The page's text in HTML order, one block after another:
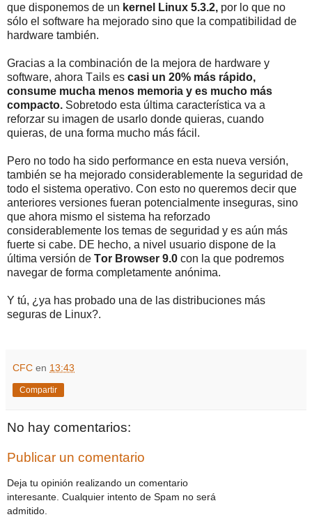
que disponemos de un kernel Linux 5.3.2, por lo que no
sólo el software ha mejorado sino que la compatibilidad de
hardware también.
Gracias a la combinación de la mejora de hardware y
software, ahora Tails es casi un 20% más rápido,
consume mucha menos memoria y es mucho más
compacto. Sobretodo esta última característica va a
reforzar su imagen de usarlo donde quieras, cuando
quieras, de una forma mucho más fácil.
Pero no todo ha sido performance en esta nueva versión,
también se ha mejorado considerablemente la seguridad de
todo el sistema operativo. Con esto no queremos decir que
anteriores versiones fueran potencialmente inseguras, sino
que ahora mismo el sistema ha reforzado
considerablemente los temas de seguridad y es aún más
fuerte si cabe. DE hecho, a nivel usuario dispone de la
última versión de Tor Browser 9.0 con la que podremos
navegar de forma completamente anónima.
Y tú, ¿ya has probado una de las distribuciones más
seguras de Linux?.
CFC en 13:43
Compartir
No hay comentarios:
Publicar un comentario
Deja tu opinión realizando un comentario
interesante. Cualquier intento de Spam no será
admitido.